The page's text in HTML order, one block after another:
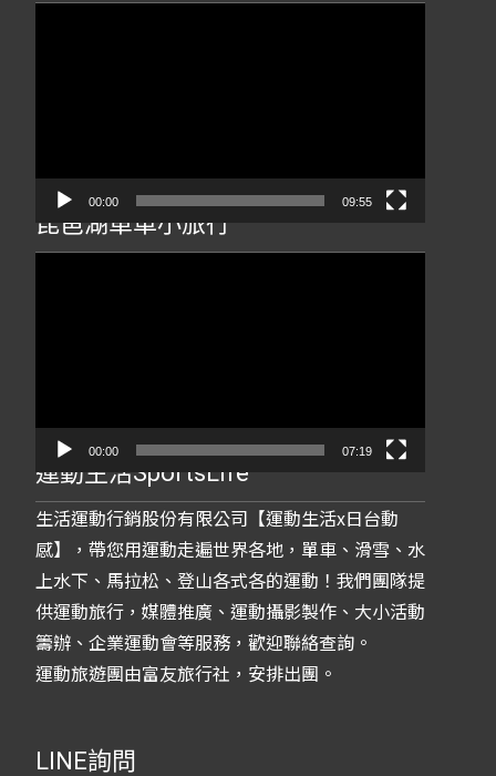
00:00 09:55
琵琶湖單車小旅行
00:00 07:19
運動生活SportsLife
生活運動行銷股份有限公司【運動生活x日台動
感】，帶您用運動走遍世界各地，單車、滑雪、水
上水下、馬拉松、登山各式各的運動！我們團隊提
供運動旅行，媒體推廣、運動攝影製作、大小活動
籌辦、企業運動會等服務，歡迎聯絡查詢。
運動旅遊團由富友旅行社，安排出團。
LINE詢問